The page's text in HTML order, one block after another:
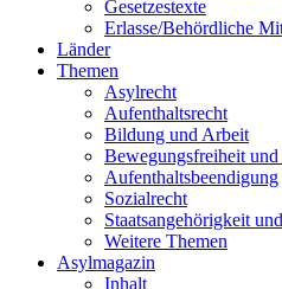
Gesetzestexte
Erlasse/Behördliche
Länder
Themen
Asylrecht
Aufenthaltsrecht
Bildung und Arbeit
Bewegungsfreiheit und
Aufenthaltsbeendigung
Sozialrecht
Staatsangehörigkeit
Weitere Themen
Asylmagazin
Inhalt